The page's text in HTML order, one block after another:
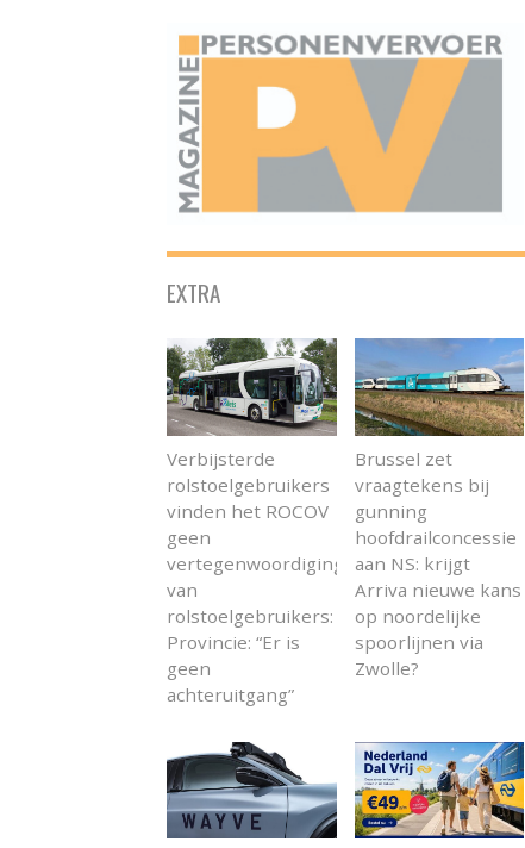
EXTRA
Verbijsterde
rolstoelgebruikers
vinden het ROCOV
geen
vertegenwoordiging
van
rolstoelgebruikers:
Provincie: “Er is
geen
achteruitgang”
Brussel zet
vraagtekens bij
gunning
hoofdrailconcessie
aan NS: krijgt
Arriva nieuwe kans
op noordelijke
spoorlijnen via
Zwolle?